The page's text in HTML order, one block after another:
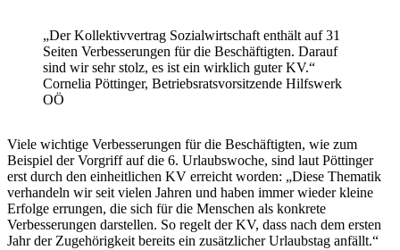
„Der Kollektivvertrag Sozialwirtschaft enthält auf 31
Seiten Verbesserungen für die Beschäftigten. Darauf
sind wir sehr stolz, es ist ein wirklich guter KV.“
Cornelia Pöttinger, Betriebsratsvorsitzende Hilfswerk
OÖ
Viele wichtige Verbesserungen für die Beschäftigten, wie zum
Beispiel der Vorgriff auf die 6. Urlaubswoche, sind laut Pöttinger
erst durch den einheitlichen KV erreicht worden: „Diese Thematik
verhandeln wir seit vielen Jahren und haben immer wieder kleine
Erfolge errungen, die sich für die Menschen als konkrete
Verbesserungen darstellen. So regelt der KV, dass nach dem ersten
Jahr der Zugehörigkeit bereits ein zusätzlicher Urlaubstag anfällt.“